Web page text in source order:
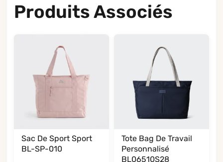
Produits Associés
Sac De Sport Sport
BL-SP-010
Tote Bag De Travail
Personnalisé
BL06510S28